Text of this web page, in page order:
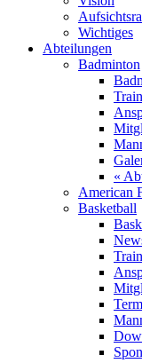
Wichtiges
Abteilungen
Badminton
«
American
Basketball